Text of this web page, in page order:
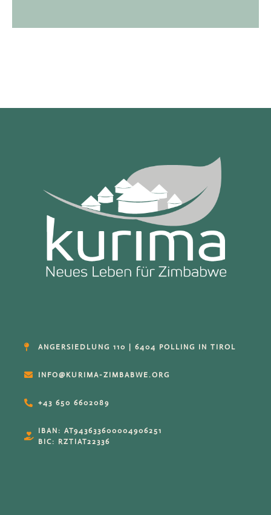
ANGERSIEDLUNG 110 | 6404 POLLING IN TIROL
INFO@KURIMA-ZIMBABWE.ORG
+43 650 6602089
IBAN: AT943633600004906251
BIC: RZTIAT22336